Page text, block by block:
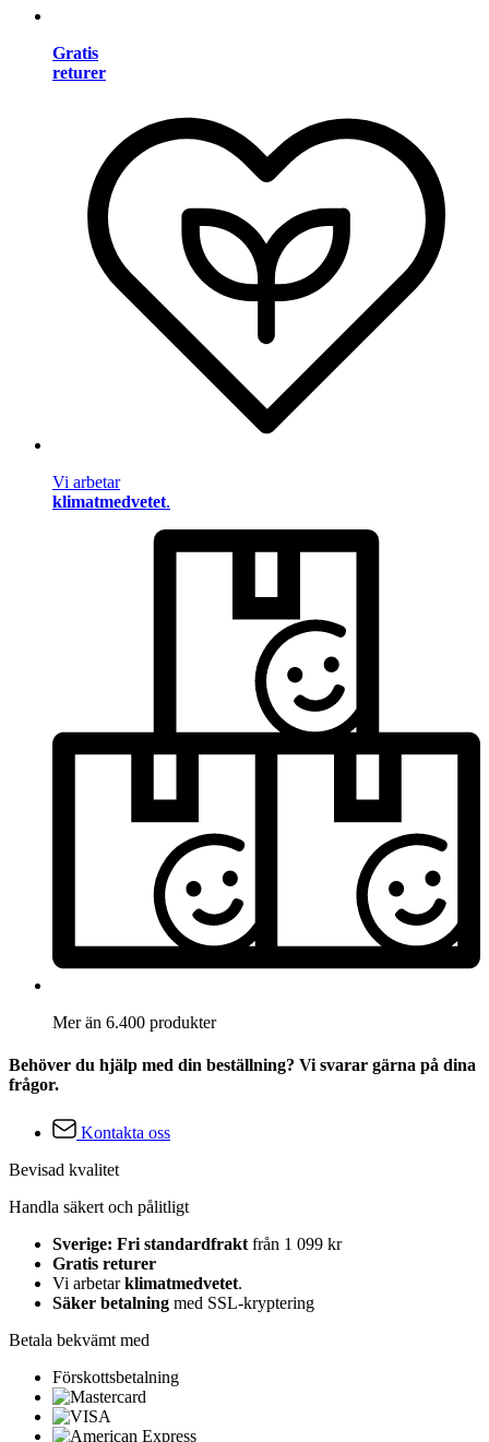
Gratis
returer
Vi arbetar
klimatmedvetet.
Mer än 6.400 produkter
Behöver du hjälp med din beställning? Vi svarar gärna på dina
frågor.
Kontakta oss
Bevisad kvalitet
Handla säkert och pålitligt
Sverige: Fri standardfrakt från 1 099 kr
Gratis returer
Vi arbetarklimatmedvetet.
Säker betalning med SSL-kryptering
Betala bekvämt med
Förskottsbetalning